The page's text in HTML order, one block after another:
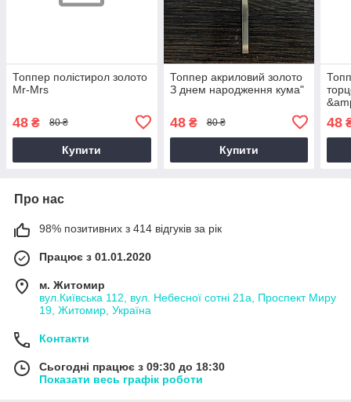
Топпер полістирол золото
Mr-Mrs
48 ₴ 80 ₴
Купити
Топпер акриловий золото
З днем народження кума"
48₴ 80 ₴
Купити
48
Про нас
98% позитивних з 414 відгуків за рік
Працює з 01.01.2020
м. Житомир
вул.Київська 112, вул. Небесної сотні 21а, Проспект Миру
19, Житомир, Україна
Контакти
Сьогодні працює з 09:30 до 18:30
Показати весь графік роботи